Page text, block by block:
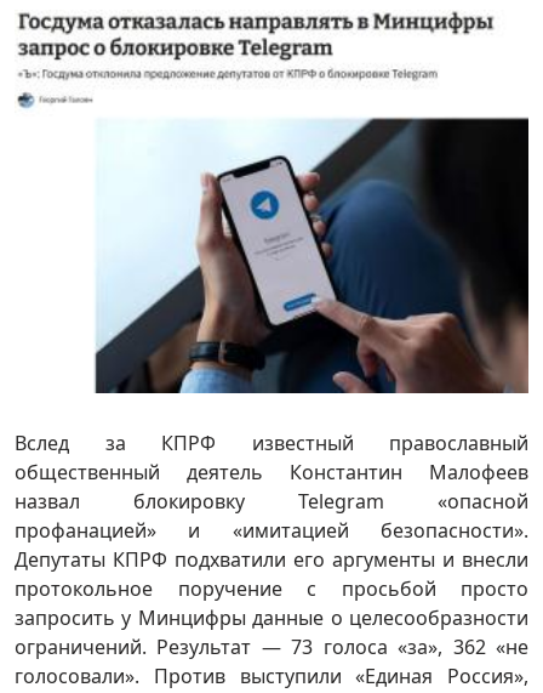
Вслед за КПРФ известный православный
общественный деятель Константин Малофеев
назвал блокировку Telegram «опасной
профанацией» и «имитацией безопасности».
Депутаты КПРФ подхватили его аргументы и внесли
протокольное поручение с просьбой просто
запросить у Минцифры данные о целесообразности
ограничений. Результат — 73 голоса «за», 362 «не
голосовали». Против выступили «Единая Россия»,